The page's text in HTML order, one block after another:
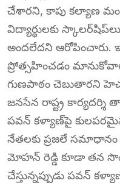
చేశారని, కాపు కల్యాణ
విద్యార్థులకు
అందలేదని ఆరోపించారు.
ప్రోత్సహించడం
గుణపాఠం చెబుతారని
జనసేన రాష్ట్ర కార్యదర్శి
పవన్ కళ్యాణ్‌పై
నేతలకు ప్రజలే
మోహన్ రెడ్డి కూడా తన
చేస్తున్నప్పుడు పవన్